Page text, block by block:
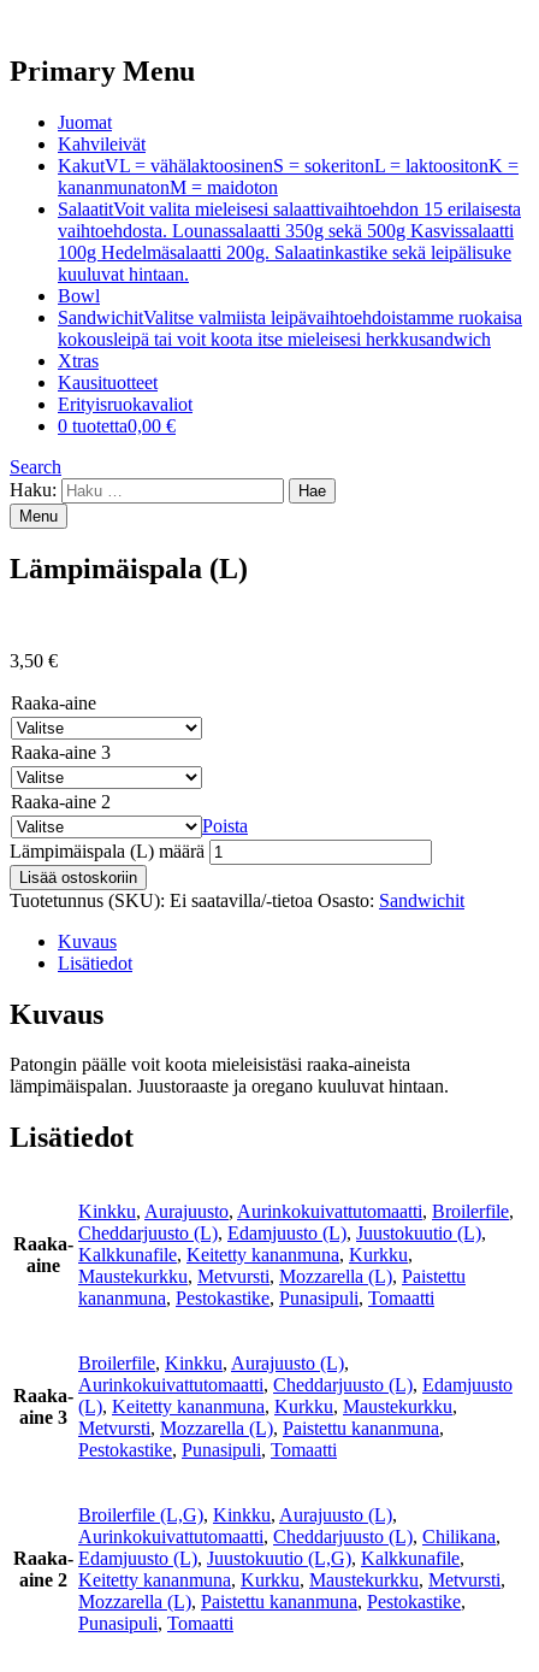
Primary Menu
Juomat
Kahvileivät
KakutVL = vähälaktoosinenS = sokeritonL = laktoositonK =
kananmunatonM = maidoton
SalaatitVoit valita mieleisesi salaattivaihtoehdon 15 erilaisesta
vaihtoehdosta. Lounassalaatti 350g sekä 500g Kasvissalaatti
100g Hedelmäsalaatti 200g. Salaatinkastike sekä leipälisuke
kuuluvat hintaan.
Bowl
SandwichitValitse valmiista leipävaihtoehdoistamme ruokaisa
kokousleipä tai voit koota itse mieleisesi herkkusandwich
Xtras
Kausituotteet
Erityisruokavaliot
0 tuotetta0,00 €
Search
Haku:
Menu
Lämpimäispala (L)
3,50 €
Raaka-aine
Raaka-aine 3
Raaka-aine 2
Poista
Lämpimäispala (L) määrä
Lisää ostoskoriin
Tuotetunnus (SKU): Ei saatavilla/-tietoa Osasto: Sandwichit
Kuvaus
Lisätiedot
Kuvaus
Patongin päälle voit koota mieleisistäsi raaka-aineista
lämpimäispalan. Juustoraaste ja oregano kuuluvat hintaan.
Lisätiedot
Raaka-
aine
Kinkku, Aurajuusto, Aurinkokuivattutomaatti, Broilerfile,
Cheddarjuusto (L), Edamjuusto (L), Juustokuutio (L),
Kalkkunafile, Keitetty kananmuna, Kurkku,
Maustekurkku, Metvursti, Mozzarella (L), Paistettu
kananmuna, Pestokastike, Punasipuli, Tomaatti
Raaka-
aine 3
Broilerfile, Kinkku, Aurajuusto (L),
Aurinkokuivattutomaatti, Cheddarjuusto (L), Edamjuusto
(L), Keitetty kananmuna, Kurkku, Maustekurkku,
Metvursti, Mozzarella (L), Paistettu kananmuna,
Pestokastike, Punasipuli, Tomaatti
Raaka-
aine 2
Broilerfile (L,G), Kinkku, Aurajuusto (L),
Aurinkokuivattutomaatti, Cheddarjuusto (L), Chilikana,
Edamjuusto (L), Juustokuutio (L,G), Kalkkunafile,
Keitetty kananmuna, Kurkku, Maustekurkku, Metvursti,
Mozzarella (L), Paistettu kananmuna, Pestokastike,
Punasipuli, Tomaatti